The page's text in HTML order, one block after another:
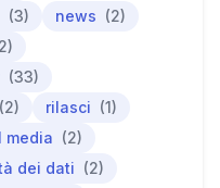
(3) news (2)
(33)
(2) rilasci (1)
media (2)
dei dati (2)